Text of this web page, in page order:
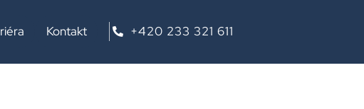
Kontakt +420 233 321 611
oblast